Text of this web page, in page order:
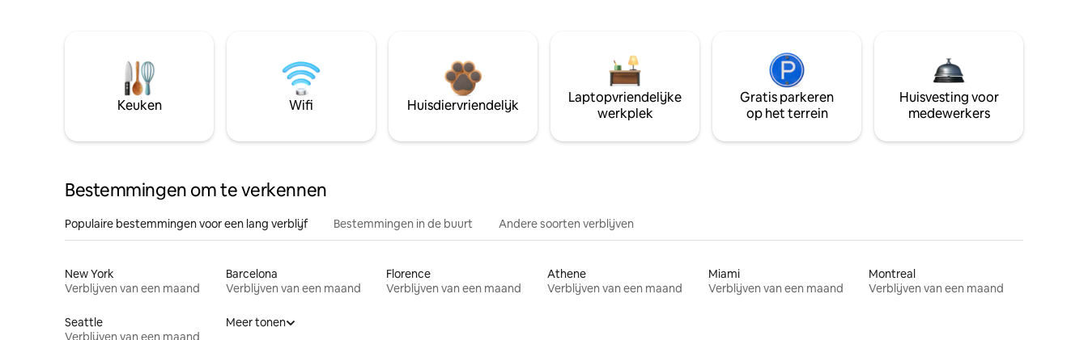
Keuken Wifi Huisdiervriendelijk
Laptopvriendelijke
werkplek
Gratis parkeren
op het terrein
Huisvesting voor
medewerkers
Bestemmingen om te verkennen
Populaire bestemmingen voor een lang verblijf Bestemmingen in de buurt Andere soorten verblijven
New York
Verblijven van een maand
Barcelona
Verblijven van een maand
Florence
Verblijven van een maand
Athene
Verblijven van een maand
Miami
Verblijven van een maand
Montreal
Verblijven van een maand
Seattle
Verblijven van een maand
Meer tonen